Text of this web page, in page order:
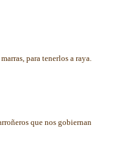
para tenerlos a raya.
que nos gobiernan